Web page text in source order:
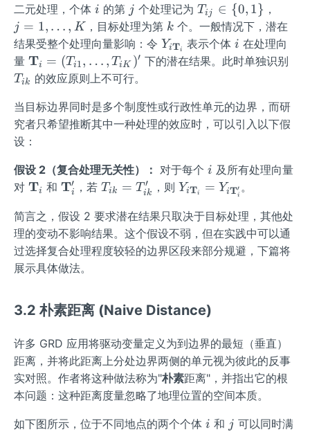
二元处理，个体 i
i 的第 jj 个处理记为T_
{i
j}
\i
{0,
1
Tij ∈ {0, 1} ，
1,\d
ots,
K
j = 1, … , K，目标处理为第 k
k 个。一般情况下，潜在
结果受整个处理向量影响：令 Y_
{i
bf
{T}
YiTi 表示个体i
i 在处理向
量 \mat
hbf
i=(T
_{i
1},\d
_{i
K})'
Ti = (Ti1, … , TiK )′ 下的潜在结果。此时单独识别
k}
Tik 的效应原则上不可行。
当目标边界同时是多个制度性或行政性单元的边界，而研
究者只希望推断其中一种处理的效应时，可以引入以下假
设：
假设 2（复合处理无关性）： 对于每个 i
i 及所有处理向量
对 \m
bf
{T}
_i
Ti 和 \m
bf
{T}
_i'
Ti
′ ，若 T_
k}
=
T_
Tik = Tik
′ ，则Y_
\m
ath
bf
_{i
ath
bf
{T}
_i'}
YiTi = YiTi
′ 。
简言之，假设 2 要求潜在结果只取决于目标处理，其他处
理的变动不影响结果。这个假设不弱，但在实践中可以通
过选择复合处理程度较轻的边界区段来部分规避，下篇将
展示具体做法。
3.2 朴素距离 (Naive Distance)
许多 GRD 应用将驱动变量定义为到边界的最短（垂直）
距离，并将此距离上分处边界两侧的单元视为彼此的反事
实对照。作者将这种做法称为"朴素距离"，并指出它的根
本问题：这种距离度量忽略了地理位置的空间本质。
如下图所示，位于不同地点的两个个体 i
i 和 jj 可以同时满